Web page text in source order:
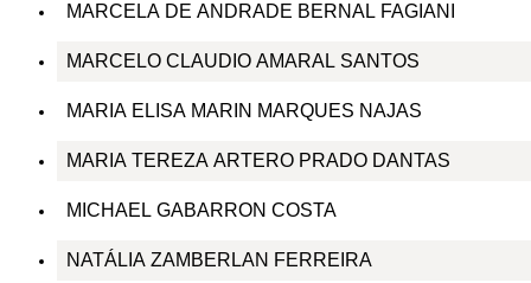
MARCELA DE ANDRADE BERNAL FAGIANI
MARCELO CLAUDIO AMARAL SANTOS
MARIA ELISA MARIN MARQUES NAJAS
MARIA TEREZA ARTERO PRADO DANTAS
MICHAEL GABARRON COSTA
NATÁLIA ZAMBERLAN FERREIRA